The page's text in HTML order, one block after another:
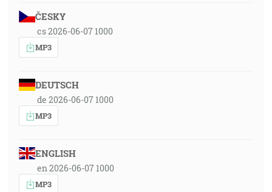
ČESKY
cs 2026-06-07 1000
MP3
DEUTSCH
de 2026-06-07 1000
MP3
ENGLISH
en 2026-06-07 1000
MP3